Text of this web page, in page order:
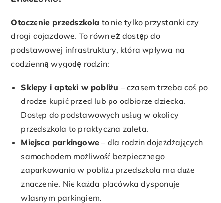
Otoczenie przedszkola to nie tylko przystanki czy
drogi dojazdowe. To również dostęp do
podstawowej infrastruktury, która wpływa na
codzienną wygodę rodzin:
Sklepy i apteki w pobliżu – czasem trzeba coś po
drodze kupić przed lub po odbiorze dziecka.
Dostęp do podstawowych usług w okolicy
przedszkola to praktyczna zaleta.
Miejsca parkingowe – dla rodzin dojeżdżających
samochodem możliwość bezpiecznego
zaparkowania w pobliżu przedszkola ma duże
znaczenie. Nie każda placówka dysponuje
własnym parkingiem.